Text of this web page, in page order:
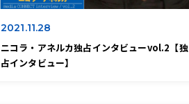
2021.11.28
ニコラ・アネルカ独占インタビューvol.2【独
占インタビュー】